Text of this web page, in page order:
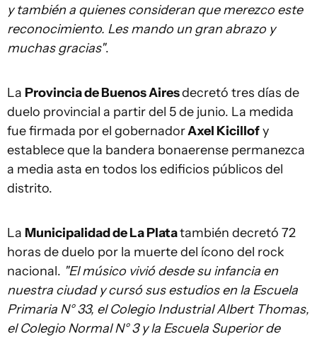
y también a quienes consideran que merezco este
reconocimiento. Les mando un gran abrazo y
muchas gracias".
La Provincia de Buenos Airesdecretó tres días de
duelo provincial a partir del 5 de junio. La medida
fue firmada por el gobernadorAxel Kicillofy
establece que la bandera bonaerense permanezca
a media asta en todos los edificios públicos del
distrito.
La Municipalidad de La Platatambién decretó 72
horas de duelo por la muerte del ícono del rock
nacional. "El músico vivió desde su infancia en
nuestra ciudad y cursó sus estudios en la Escuela
Primaria N° 33, el Colegio Industrial Albert Thomas,
el Colegio Normal N° 3 y la Escuela Superior de